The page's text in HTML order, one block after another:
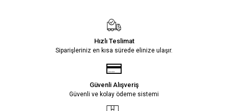
Hızlı Teslimat
Siparişleriniz en kısa sürede elinize ulaşır.
Güvenli Alışveriş
Güvenli ve kolay ödeme sistemi